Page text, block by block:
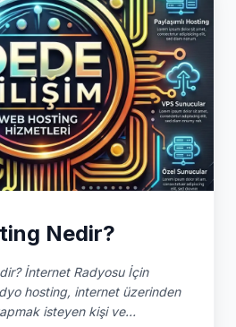
Nedir?
İnternet Radyosu İçin
isteyen kişi ve